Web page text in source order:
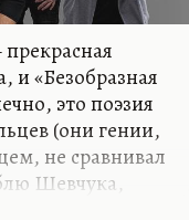
и «Безобразная
это поэзия
(они гении,
не сравнивал
Шевчука,